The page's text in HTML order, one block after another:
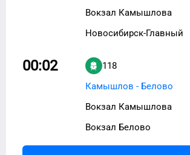
Вокзал Камышлова
Новосибирск-Главный
00:02
118
Камышлов - Белово
Вокзал Камышлова
Вокзал Белово